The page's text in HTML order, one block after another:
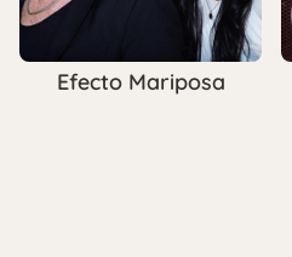
Efecto Mariposa